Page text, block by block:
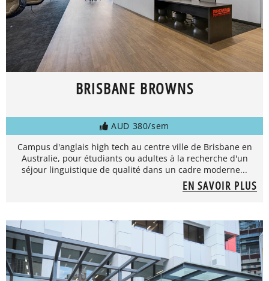
BRISBANE BROWNS
AUD 380/sem
Campus d'anglais high tech au centre ville de Brisbane en
Australie, pour étudiants ou adultes à la recherche d'un
séjour linguistique de qualité dans un cadre moderne...
EN SAVOIR PLUS